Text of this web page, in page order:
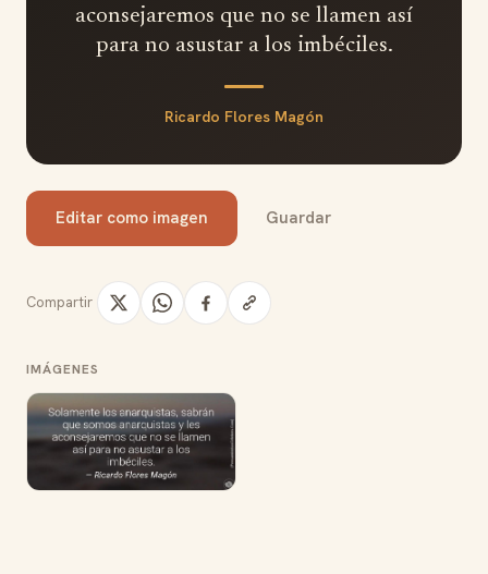
aconsejaremos que no se llamen así
para no asustar a los imbéciles.
Ricardo Flores Magón
Editar como imagen Guardar
Compartir
IMÁGENES